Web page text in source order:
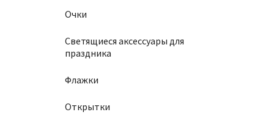
Очки
Светящиеся аксессуары для
праздника
Флажки
Открытки